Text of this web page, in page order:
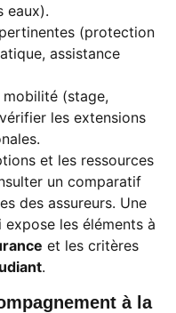
eaux).
(protection
assistance
(stage,
les extensions
et les ressources
un comparatif
des assureurs. Une
les éléments à
et les critères
.
à la